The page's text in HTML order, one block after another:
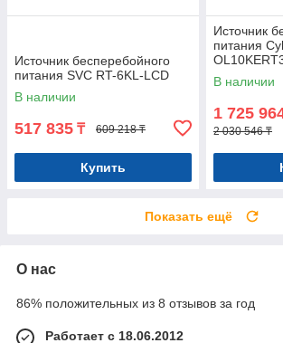
Источник бесперебойного
питания SVC RT-6KL-LCD
В наличии
517 835 ₸ 609 218 ₸
Купить
Источник
питания
В наличии
1 725
2 030 546 ₸
Показать ещё
О нас
86% положительных из 8 отзывов за год
Работает с 18.06.2012